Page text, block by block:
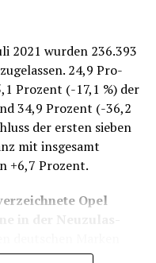
2021 wur­den 236.393
24,9 Pro­
Pro­zent (-17,1 %) der
34,9 Pro­zent (-36,2
der ers­ten sie­ben
mit ins­ge­samt
+6,7 Prozent.
Opel
(-47,8 %), Mer­ce­des